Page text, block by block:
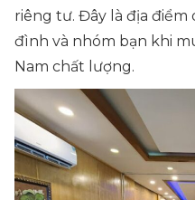
riêng tư. Đây là địa
đình và nhóm bạn khi
Nam chất lượng.